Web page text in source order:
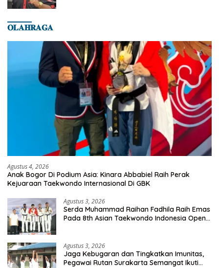
𝐎𝐋𝐀𝐇𝐑𝐀𝐆𝐀
Agustus 4, 2026
Anak Bogor Di Podium Asia: Kinara Abbabiel Raih Perak
Kejuaraan Taekwondo Internasional Di GBK
Agustus 3, 2026
Serda Muhammad Raihan Fadhila Raih Emas
Pada 8th Asian Taekwondo Indonesia Open
Agustus 3, 2026
Jaga Kebugaran dan Tingkatkan Imunitas,
Pegawai Rutan Surakarta Semangat Ikuti